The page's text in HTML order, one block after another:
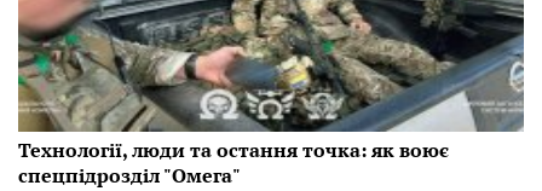
Технології, люди та остання точка: як воює
спецпідрозділ "Омега"